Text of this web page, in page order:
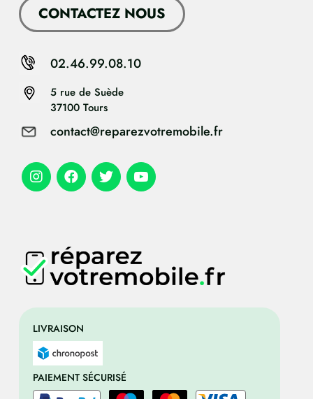
LIVRAISON
PAIEMENT SÉCURISÉ
CONTACTEZ NOUS
5 rue de Suède
37100 Tours
contact@reparezvotremobile.fr
02.46.99.08.10